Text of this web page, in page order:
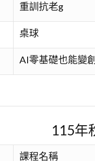
重訓抗老g
桌球
AI零基礎也能變
115年
課程名稱